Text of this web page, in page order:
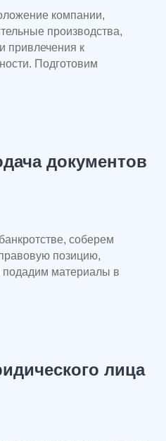
компании,
производства,
привлечения к
Подготовим
документов
соберем
позицию,
подадим материалы в
лица
на